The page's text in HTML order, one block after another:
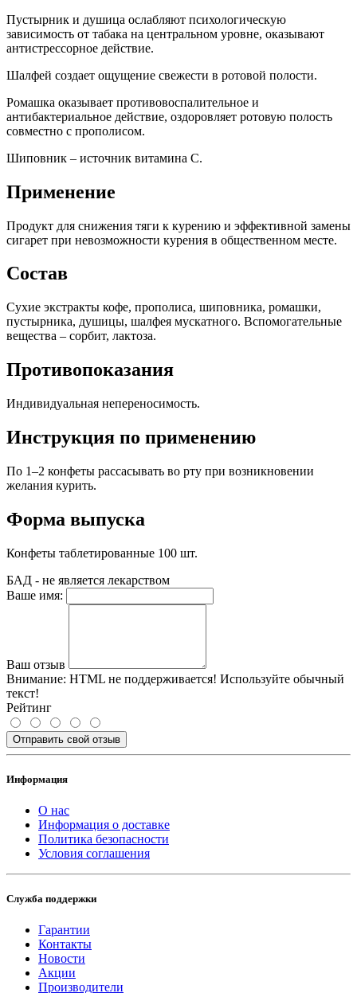
Пустырник и душица ослабляют психологическую
зависимость от табака на центральном уровне, оказывают
антистрессорное действие.
Шалфей создает ощущение свежести в ротовой полости.
Ромашка оказывает противовоспалительное и
антибактериальное действие, оздоровляет ротовую полость
совместно с прополисом.
Шиповник – источник витамина С.
Применение
Продукт для снижения тяги к курению и эффективной замены
сигарет при невозможности курения в общественном месте.
Состав
Сухие экстракты кофе, прополиса, шиповника, ромашки,
пустырника, душицы, шалфея мускатного. Вспомогательные
вещества – сорбит, лактоза.
Противопоказания
Индивидуальная непереносимость.
Инструкция по применению
По 1–2 конфеты рассасывать во рту при возникновении
желания курить.
Форма выпуска
Конфеты таблетированные 100 шт.
БАД - не является лекарством
Ваше имя:
Ваш отзыв
Внимание: HTML не поддерживается! Используйте обычный
текст!
Рейтинг
Отправить свой отзыв
Информация
О нас
Информация о доставке
Политика безопасности
Условия соглашения
Служба поддержки
Гарантии
Контакты
Новости
Акции
Производители